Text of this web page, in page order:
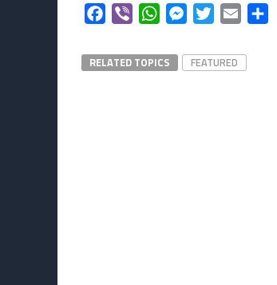
Facebook
Viber WhatsAppMessengerTwitterEmail
RELATED TOPICS FEATURED